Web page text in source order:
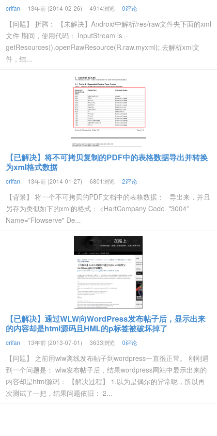
crifan 13年前 (2014-02-26) 4914浏览 0评论
【问题】 折腾： 【未解决】Android中解析/res/raw文件夹下面的xml
文件 期间，使用代码： InputStream is =
getResources().openRawResource(R.raw.myxml); 去解析xml文
件，结...
【已解决】将不可拷贝复制的PDF中的表格数据导出并转换
为xml格式数据
crifan 13年前 (2014-01-27) 6801浏览 2评论
【背景】 将一个不可拷贝的PDF文档中的表格数据： 导出来，并且
另存为类似如下的xml的格式： <HartCompany Code="3004"
Name="Flowserve" De...
【已解决】通过WLW向WordPress发布帖子后，显示出来
的内容却是html源码且HML的p标签被破坏掉了
crifan 13年前 (2013-07-01) 3633浏览 0评论
【问题】 之前用wlw离线发布帖子到wordpress一直很正常。 刚刚遇
到一个问题是： wlw发布帖子后，结果wordpress网站中显示出来的
内容却是html源码： 【解决过程】 1.以为是偶尔的异常呢，所以再
次测试了一把，结果问题依旧： 2...